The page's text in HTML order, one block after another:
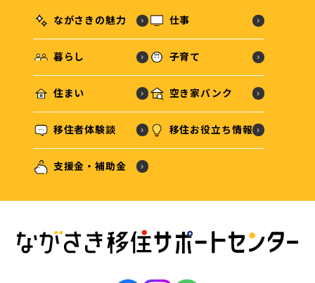
ながさきの魅力 仕事
暮らし 子育て
住まい 空き家バンク
移住者体験談 移住お役立ち情報
支援金・補助金